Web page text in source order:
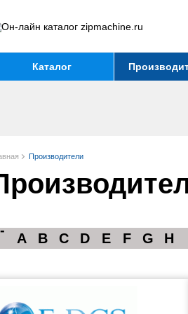
Каталог
Производители
A B C D E F G H